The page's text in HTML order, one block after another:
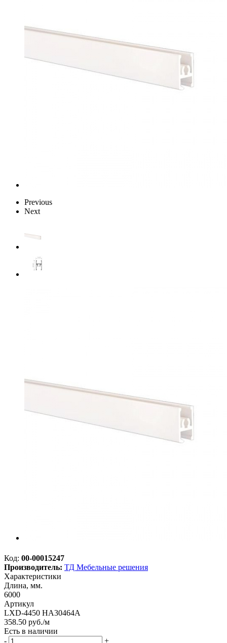
Previous
Next
Код: 00-00015247
Производитель: ТД Мебельные решения
Характеристики
Длина, мм.
6000
Артикул
LXD-4450 HA30464A
358.50 руб./м
Есть в наличии
-
+